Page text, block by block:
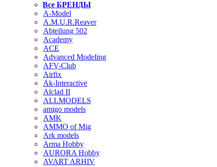
Все БРЕНДЫ
A-Model
A.M.U.R.Reaver
Abteilung 502
Academy
ACE
Advanced Modeling
AFV-Club
Airfix
Ak-Interactive
Alclad II
ALLMODELS
amigo models
AMK
AMMO of Mig
Ark models
Arma Hobby
AURORA Hobby
AVART ARHIV